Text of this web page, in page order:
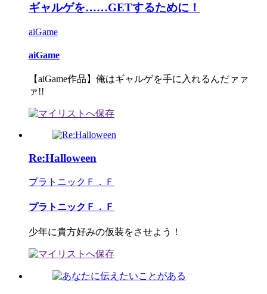
ギャルゲを……GETするために！
aiGame
aiGame
【aiGame作品】俺はギャルゲを手に入れるんだァァ
ァ!!
Re:Halloween
プラトニックＦ．Ｆ
プラトニックＦ．Ｆ
少年に貴方好みの仮装をさせよう！